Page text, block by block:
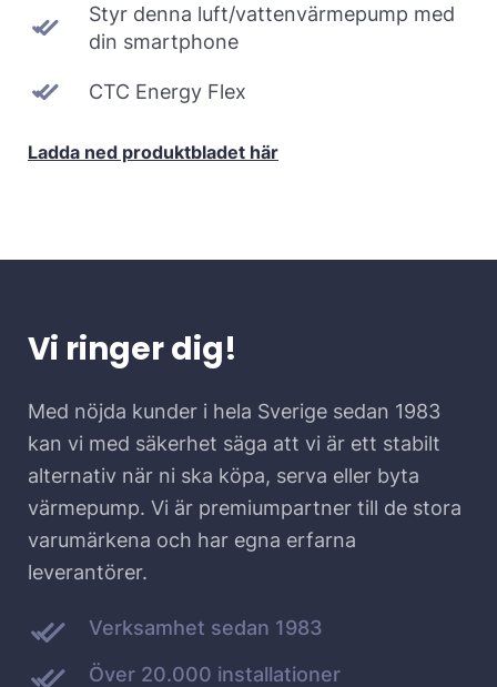
Styr denna luft/vattenvärmepump med
din smartphone
CTC Energy Flex
Ladda ned produktbladet här
Vi ringer dig!
Med nöjda kunder i hela Sverige sedan 1983
kan vi med säkerhet säga att vi är ett stabilt
alternativ när ni ska köpa, serva eller byta
värmepump. Vi är premiumpartner till de stora
varumärkena och har egna erfarna
leverantörer.
Verksamhet sedan 1983
Över 20.000 installationer